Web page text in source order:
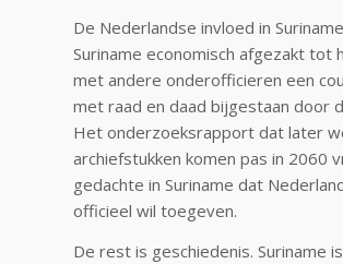
De Nederlandse invloed in
Suriname economisch afgezakt tot
met andere onderofficieren een
met raad en daad bijgestaan door
Het onderzoeksrapport dat later
archiefstukken komen pas in 2060
gedachte in Suriname dat
officieel wil toegeven.
De rest is geschiedenis. Suriname